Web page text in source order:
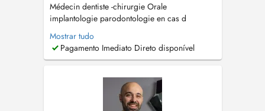
Médecin dentiste -chirurgie Orale
implantologie parodontologie en cas d
urgence contactez nous sur 00352661648295
-CES Prothèse adjointe complet Université
Paris V -CES Odontologie Conservatrice et
traitement odonto-stomatologique du syndrome
Mostrar tudo
Pagamento Imediato Direto disponível